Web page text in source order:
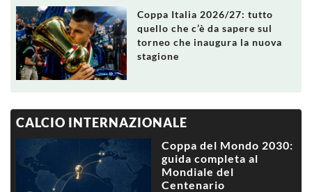
Coppa Italia 2026/27: tutto
quello che c’è da sapere sul
torneo che inaugura la nuova
stagione
CALCIO INTERNAZIONALE
Coppa del Mondo 2030:
guida completa al
Mondiale del
Centenario